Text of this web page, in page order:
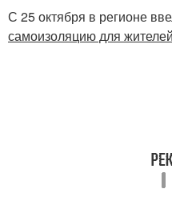
С 25 октября в регионе
самоизоляцию для